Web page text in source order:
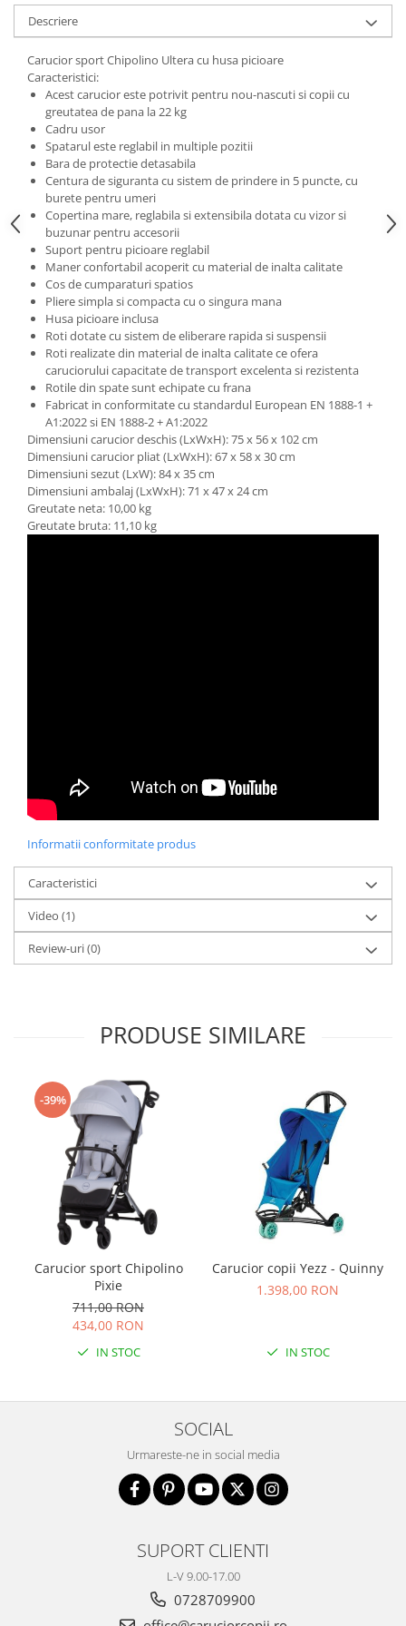
Saltele de infasat
Descriere
Carucior sport Chipolino Ultera cu husa picioare
Caracteristici:
Acest carucior este potrivit pentru nou-nascuti si copii cu
greutatea de pana la 22 kg
Cadru usor
Spatarul este reglabil in multiple pozitii
Bara de protectie detasabila
Centura de siguranta cu sistem de prindere in 5 puncte, cu
burete pentru umeri
Copertina mare, reglabila si extensibila dotata cu vizor si
buzunar pentru accesorii
Suport pentru picioare reglabil
Maner confortabil acoperit cu material de inalta calitate
Cos de cumparaturi spatios
Pliere simpla si compacta cu o singura mana
Husa picioare inclusa
Roti dotate cu sistem de eliberare rapida si suspensii
Roti realizate din material de inalta calitate ce ofera
caruciorului capacitate de transport excelenta si rezistenta
Rotile din spate sunt echipate cu frana
Fabricat in conformitate cu standardul European EN 1888-1 +
A1:2022 si EN 1888-2 + A1:2022
Dimensiuni carucior deschis (LxWxH): 75 x 56 x 102 cm
Dimensiuni carucior pliat (LxWxH): 67 x 58 x 30 cm
Dimensiuni sezut (LxW): 84 x 35 cm
Dimensiuni ambalaj (LxWxH): 71 x 47 x 24 cm
Greutate neta: 10,00 kg
Greutate bruta: 11,10 kg
Informatii conformitate produs
Caracteristici
Video (1)
Review-uri(0)
PRODUSE SIMILARE
-39%
Carucior sport Chipolino
Pixie
711,00 RON
434,00 RON
IN STOC
Carucior copii Yezz - Quinny
1.398,00 RON
IN STOC
SOCIAL
Urmareste-ne in social media
SUPORT CLIENTI
L-V 9.00-17.00
0728709900